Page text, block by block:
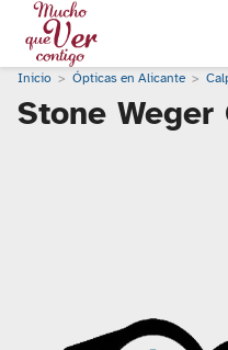
Inicio Ópticas en Alicante
Stone